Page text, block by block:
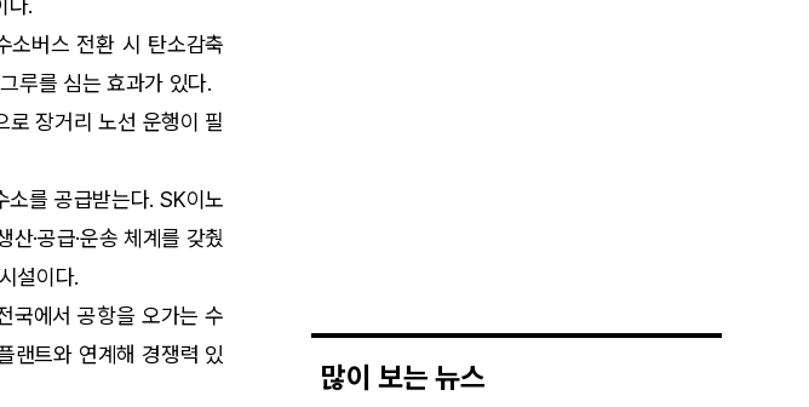
다.
버스 전환 시 탄소감축
루를 심는 효과가 있다.
장거리 노선 운행이 필
를 공급받는다. SK이노
·공급·운송 체계를 갖췄
설이다.
국에서 공항을 오가는 수
랜트와 연계해 경쟁력 있
많이 보는 뉴스